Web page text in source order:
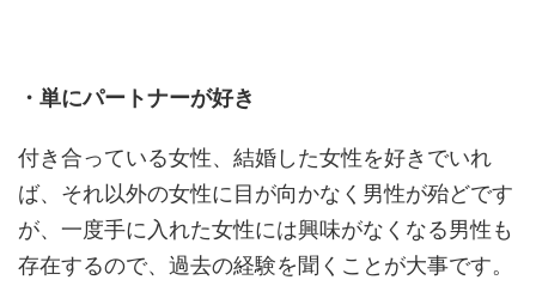
・単にパートナーが好き
付き合っている女性、結婚した女性を好きでいれ
ば、それ以外の女性に目が向かなく男性が殆どです
が、一度手に入れた女性には興味がなくなる男性も
存在するので、過去の経験を聞くことが大事です。